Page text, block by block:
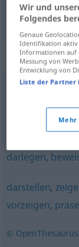
demonstrieren
protestieren
darlegen,
darstellen,
vorzeigen,
©
Wir und
Folgendes
Genaue
Identifikation
Informationen auf
Messung von
Entwicklung von
Liste der Partner
Mehr